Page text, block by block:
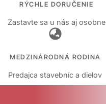
RÝCHLE DORUČENIE
Zastavte sa u nás aj osobne
MEDZINÁRODNÁ RODINA
Predajca stavebníc a dielov